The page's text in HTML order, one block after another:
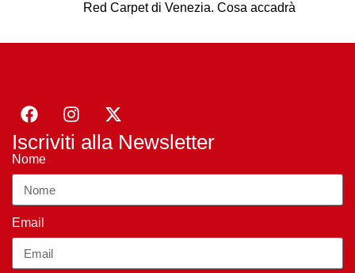
Red Carpet di Venezia. Cosa accadrà
Iscriviti alla Newsletter
Nome
Email